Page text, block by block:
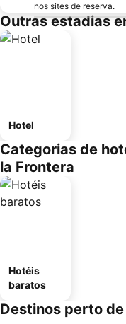
nos sites de reserva.
Outras estadias
Hotel
Categorias de
la Frontera
Hotéis
baratos
Destinos perto